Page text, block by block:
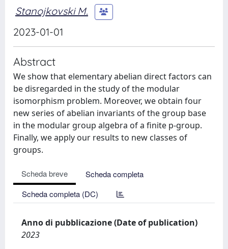
Stanojkovski M.
2023-01-01
Abstract
We show that elementary abelian direct factors can
be disregarded in the study of the modular
isomorphism problem. Moreover, we obtain four
new series of abelian invariants of the group base
in the modular group algebra of a finite p-group.
Finally, we apply our results to new classes of
groups.
Scheda breve
Scheda completa
Scheda completa (DC)
Anno di pubblicazione (Date of publication)
2023